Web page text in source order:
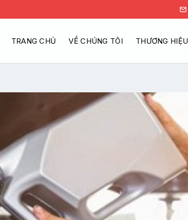
TRANG CHỦ VỀ CHÚNG TÔI THƯƠNG HIỆU